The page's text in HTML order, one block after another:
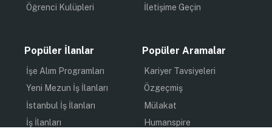
Öğrenci Kulüpleri
İletişime Geçin
Popüler İlanlar
İşe Alım Programları
Yeni Mezun İş İlanları
İstanbul İş İlanları
İş İlanları
Popüler Aramalar
Kariyer Tavsiyeleri
Özgeçmiş
Mülakat
Humanspire